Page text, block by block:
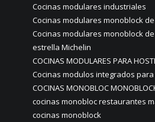
Cocinas modulares industriales
Cocinas modulares monoblock
Cocinas modulares monoblock
estrella Michelin
COCINAS MODULARES PARA
Cocinas modulos integrados
COCINAS MONOBLOC
cocinas monobloc restaurantes
cocinas monoblock